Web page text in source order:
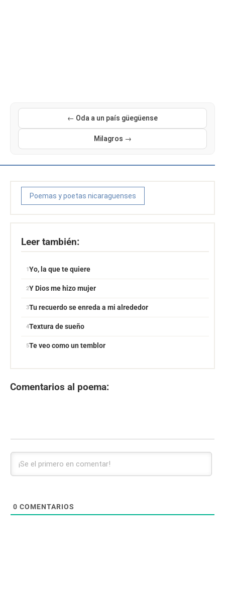
← Oda a un país güegüense
Milagros →
Poemas y poetas nicaraguenses
Leer también:
Yo, la que te quiere
Y Dios me hizo mujer
Tu recuerdo se enreda a mi alrededor
Textura de sueño
Te veo como un temblor
Comentarios al poema:
0 COMENTARIOS